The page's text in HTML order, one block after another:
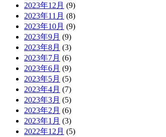
2023年12月 (9)
2023年11月 (8)
2023年10月 (9)
2023年9月 (9)
2023年8月 (3)
2023年7月 (6)
2023年6月 (9)
2023年5月 (5)
2023年4月 (7)
2023年3月 (5)
2023年2月 (6)
2023年1月 (3)
2022年12月 (5)